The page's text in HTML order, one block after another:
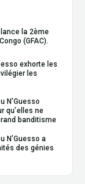
la 2ème
(GFAC).
exhorte les
les
N’Guesso
qu’elles ne
banditisme
N’Guesso a
des génies